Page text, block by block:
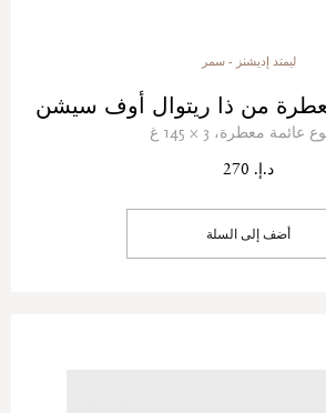
ليمتد إديشنز - سمر
من ذا ريتوال أوف سيشن
عائمة معطرة، 3 × 145 غ
د.إ. 270
أضف إلى السلة